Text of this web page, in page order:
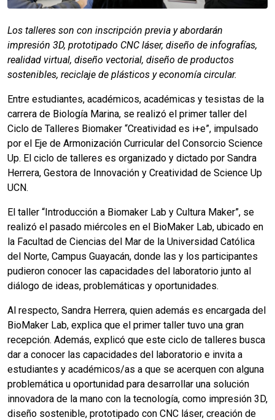
Los talleres son con inscripción previa y abordarán
impresión 3D, prototipado CNC láser, diseño de infografías,
realidad virtual, diseño vectorial, diseño de productos
sostenibles, reciclaje de plásticos y economía circular.
Entre estudiantes, académicos, académicas y tesistas de la
carrera de Biología Marina, se realizó el primer taller del
Ciclo de Talleres Biomaker “Creatividad es i+e”, impulsado
por el Eje de Armonización Curricular del Consorcio Science
Up. El ciclo de talleres es organizado y dictado por Sandra
Herrera, Gestora de Innovación y Creatividad de Science Up
UCN.
El taller “Introducción a Biomaker Lab y Cultura Maker”, se
realizó el pasado miércoles en el BioMaker Lab, ubicado en
la Facultad de Ciencias del Mar de la Universidad Católica
del Norte, Campus Guayacán, donde las y los participantes
pudieron conocer las capacidades del laboratorio junto al
diálogo de ideas, problemáticas y oportunidades.
Al respecto, Sandra Herrera, quien además es encargada del
BioMaker Lab, explica que el primer taller tuvo una gran
recepción. Además, explicó que este ciclo de talleres busca
dar a conocer las capacidades del laboratorio e invita a
estudiantes y académicos/as a que se acerquen con alguna
problemática u oportunidad para desarrollar una solución
innovadora de la mano con la tecnología, como impresión 3D,
diseño sostenible, prototipado con CNC láser, creación de